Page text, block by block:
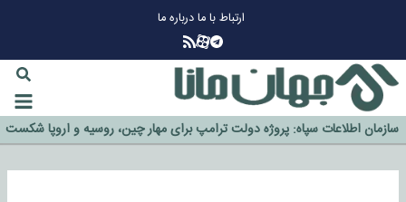
ارتباط با مادرباره ما
گزینه جدایی اوسمار روی میز مدیران پرسپولیس
آیا رئیس جمهور آمریکا قانون را دور می‌زند؟
اخراج رسمی چهره نامدار از پرسپولیس
سازمان اطلاعات سپاه: پروژه دولت ترامپ برای مهار چین، روسیه و اروپا شکست
خورد